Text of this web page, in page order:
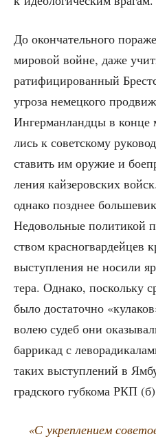
До окон­ча­тель­но­го
миро­вой войне, даже
рати­фи­ци­ро­ван­ный
угро­за немец­ко­го
Ингер­ман­ланд­цы в кон­це
лись к совет­ско­му
ста­вить им ору­жие и
ле­ния кай­зе­ров­ских
одна­ко позд­нее
Недо­воль­ные поли­ти­кой
ством крас­но­гвар­дей­цев
выступ­ле­ния не носи­ли
те­ра. Одна­ко, посколь­ку
было доста­точ­но
волею судеб они
бар­ри­кад с
таких выступ­ле­ний в
град­ско­го губ­ко­ма РКП
«С укреп­ле­ни­ем